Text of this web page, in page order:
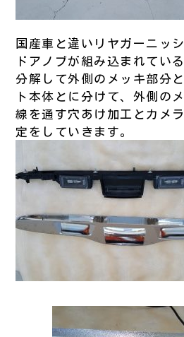
国産車と違いリヤガーニッ
ドアノブが組み込まれてい
分解して外側のメッキ部分
ト本体とに分けて、外側の
線を通す穴あけ加工とカメ
定をしていきます。